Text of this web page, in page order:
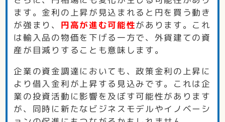
ます。金利の上昇が見込まれると円を買う動き
が強まり、 円高が進む可能性があります。これ
は輸入品の物価を下げる一方で、外貨建ての資
産が目減りすることも意味します。
企業の資金調達においても、政策金利の上昇に
より借入金利が上昇する見込みです。これは企
業の投資活動に影響を及ぼす可能性があります
が、同時に新たなビジネスモデルやイノベーシ